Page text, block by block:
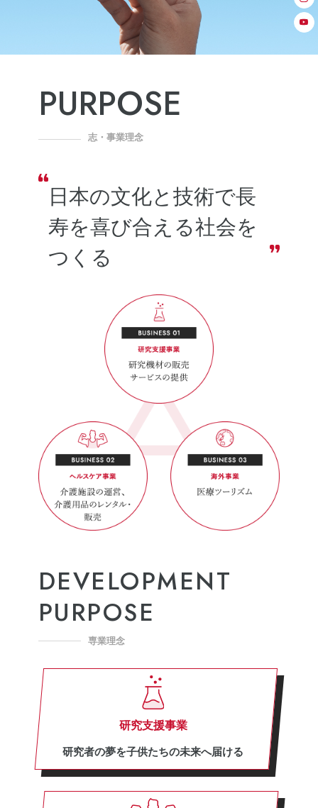
PURPOSE
志・事業理念
日本の文化と技術で長
寿を喜び合える社会を
つくる
DEVELOPMENT
PURPOSE
専業理念
研究支援事業
研究者の夢を子供たちの未来へ届ける